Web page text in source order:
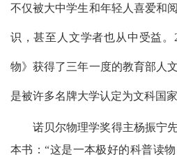
不仅被大中学生和年轻人喜爱和
识，甚至人文学者也从中受益。
物》获得了三年一度的教育部人
是被许多名牌大学认定为文科国家
诺贝尔物理学奖得主杨振宁
本书：“这是一本极好的科普读